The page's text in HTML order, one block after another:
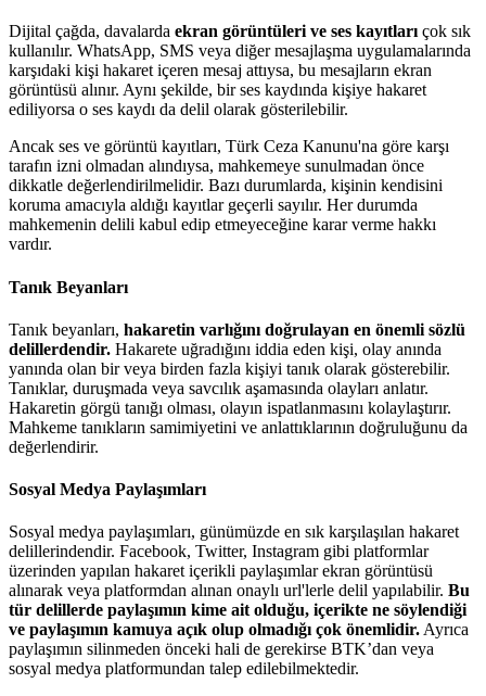
Dijital çağda, davalarda ekran görüntüleri ve ses kayıtları çok sık
kullanılır. WhatsApp, SMS veya diğer mesajlaşma uygulamalarında
karşıdaki kişi hakaret içeren mesaj attıysa, bu mesajların ekran
görüntüsü alınır. Aynı şekilde, bir ses kaydında kişiye hakaret
ediliyorsa o ses kaydı da delil olarak gösterilebilir.
Ancak ses ve görüntü kayıtları, Türk Ceza Kanunu'na göre karşı
tarafın izni olmadan alındıysa, mahkemeye sunulmadan önce
dikkatle değerlendirilmelidir. Bazı durumlarda, kişinin kendisini
koruma amacıyla aldığı kayıtlar geçerli sayılır. Her durumda
mahkemenin delili kabul edip etmeyeceğine karar verme hakkı
vardır.
Tanık Beyanları
Tanık beyanları, hakaretin varlığını doğrulayan en önemli sözlü
delillerdendir. Hakarete uğradığını iddia eden kişi, olay anında
yanında olan bir veya birden fazla kişiyi tanık olarak gösterebilir.
Tanıklar, duruşmada veya savcılık aşamasında olayları anlatır.
Hakaretin görgü tanığı olması, olayın ispatlanmasını kolaylaştırır.
Mahkeme tanıkların samimiyetini ve anlattıklarının doğruluğunu da
değerlendirir.
Sosyal Medya Paylaşımları
Sosyal medya paylaşımları, günümüzde en sık karşılaşılan hakaret
delillerindendir. Facebook, Twitter, Instagram gibi platformlar
üzerinden yapılan hakaret içerikli paylaşımlar ekran görüntüsü
alınarak veya platformdan alınan onaylı url'lerle delil yapılabilir. Bu
tür delillerde paylaşımın kime ait olduğu, içerikte ne söylendiği
ve paylaşımın kamuya açık olup olmadığı çok önemlidir.Ayrıca
paylaşımın silinmeden önceki hali de gerekirse BTK’dan veya
sosyal medya platformundan talep edilebilmektedir.